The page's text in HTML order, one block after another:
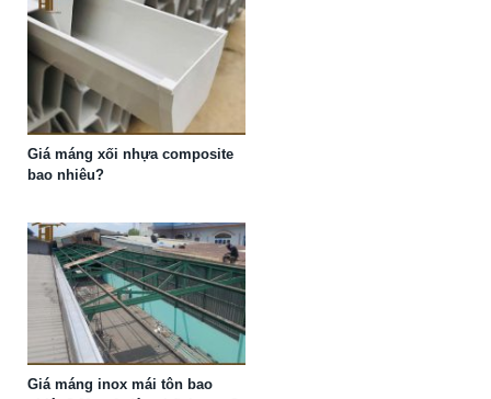
Giá máng xối nhựa composite
bao nhiêu?
Giá máng inox mái tôn bao